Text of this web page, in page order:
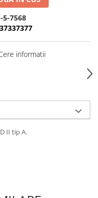
5-7568
informatii
II tip A.